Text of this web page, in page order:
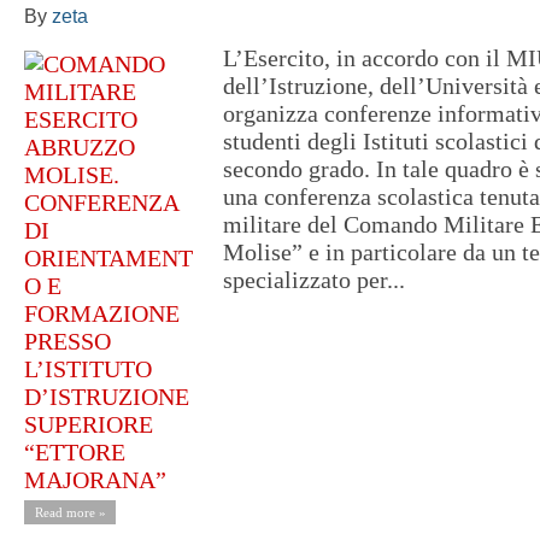
By zeta
L’Esercito, in accordo con il
dell’Istruzione, dell’Università
organizza conferenze
studenti degli Istituti scolastici
secondo grado. In tale quadro è
una conferenza scolastica
militare del Comando Militare
Molise” e in particolare da un
specializzato per...
Read more »